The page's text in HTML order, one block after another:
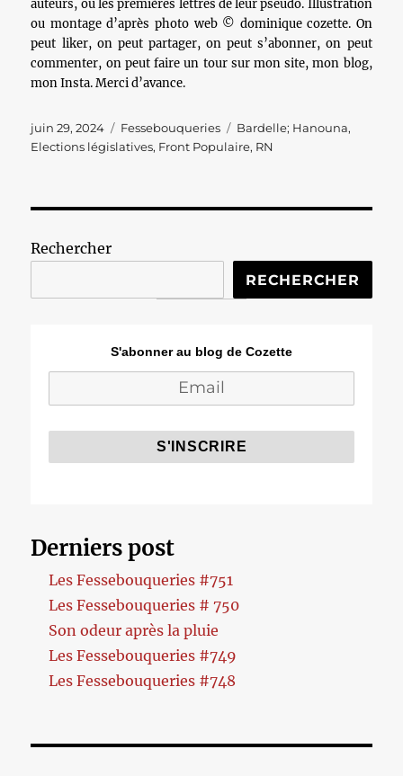
auteurs, ou les premières lettres de leur pseudo. Illustration
ou montage d’après photo web © dominique cozette. On
peut liker, on peut partager, on peut s’abonner, on peut
commenter, on peut faire un tour sur mon site, mon blog,
mon Insta. Merci d’avance.
Publié
le
juin 29, 2024 Catégories
Fessebouqueries Étiquettes
Bardelle; Hanouna,
Elections législatives, Front Populaire, RN
Rechercher
RECHERCHER
S'abonner au blog de Cozette
Derniers post
Les Fessebouqueries #751
Les Fessebouqueries # 750
Son odeur après la pluie
Les Fessebouqueries #749
Les Fessebouqueries #748